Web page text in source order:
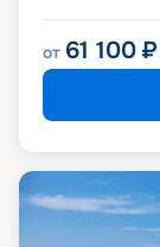
от 61 100 ₽